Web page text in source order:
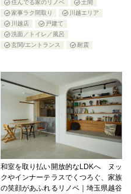
住んでる家のリノベ
土間
家事ラク間取り
川越エリア
川越店
戸建て
洗面／トイレ／風呂
玄関/エントランス
耐震
和室を取り払い開放的なLDKへ ヌッ
クやインナーテラスでくつろぐ、家族
の笑顔があふれるリノベ｜埼玉県越谷